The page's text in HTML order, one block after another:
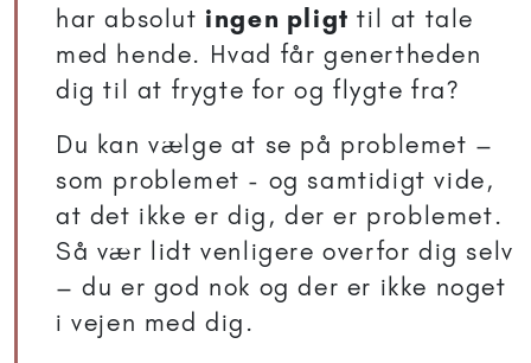
har absolut ingen pligt til at tale
med hende. Hvad får genertheden
dig til at frygte for og flygte fra?
Du kan vælge at se på problemet –
som problemet - og samtidigt vide,
at det ikke er dig, der er problemet.
Så vær lidt venligere overfor dig selv
– du er god nok og der er ikke noget
i vejen med dig.